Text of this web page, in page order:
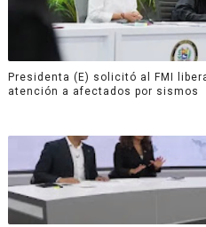
Presidenta (E) solicitó al FMI
atención a afectados por sismos